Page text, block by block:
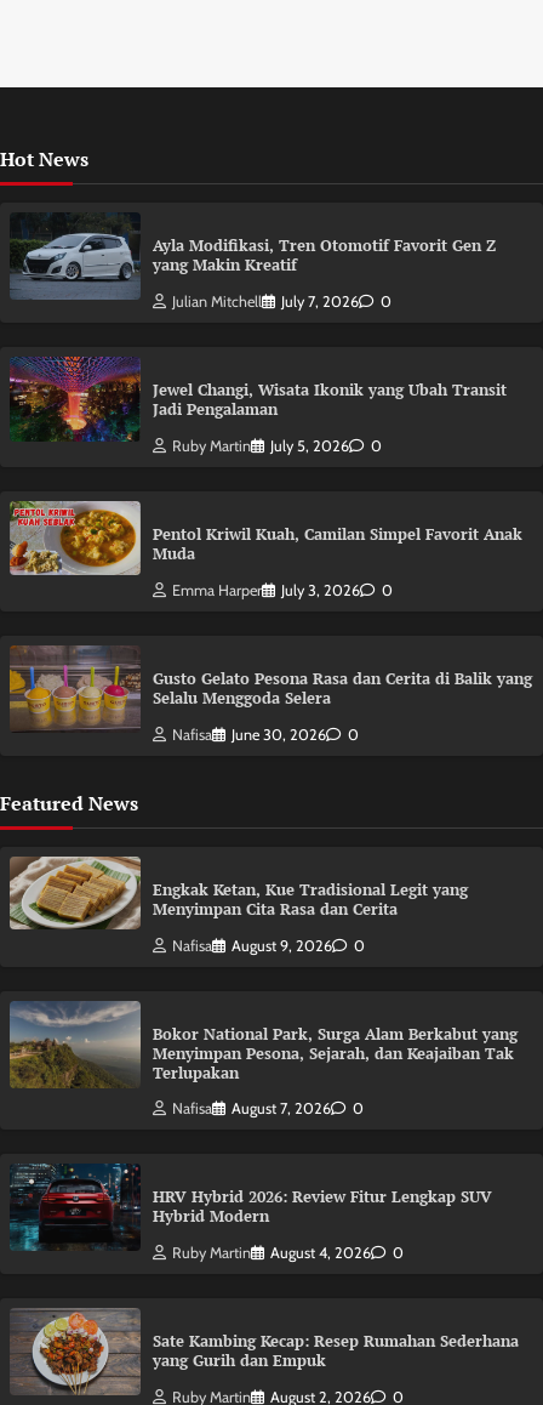
Hot News
Ayla Modifikasi, Tren Otomotif Favorit Gen Z
yang Makin Kreatif
Julian Mitchell July 7, 2026 0
Jewel Changi, Wisata Ikonik yang Ubah Transit
Jadi Pengalaman
Ruby Martin July 5, 2026 0
Pentol Kriwil Kuah, Camilan Simpel Favorit Anak
Muda
Emma Harper July 3, 2026 0
Gusto Gelato Pesona Rasa dan Cerita di Balik yang
Selalu Menggoda Selera
Nafisa June 30, 2026 0
Featured News
Engkak Ketan, Kue Tradisional Legit yang
Menyimpan Cita Rasa dan Cerita
Nafisa August 9, 2026 0
Bokor National Park, Surga Alam Berkabut yang
Menyimpan Pesona, Sejarah, dan Keajaiban Tak
Terlupakan
Nafisa August 7, 2026 0
HRV Hybrid 2026: Review Fitur Lengkap SUV
Hybrid Modern
Ruby Martin August 4, 2026 0
Sate Kambing Kecap: Resep Rumahan Sederhana
yang Gurih dan Empuk
Ruby Martin August 2, 2026 0